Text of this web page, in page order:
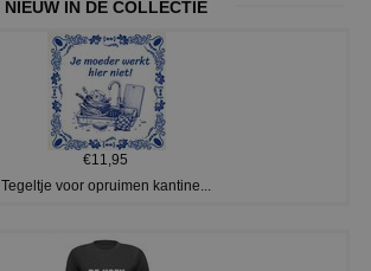
NIEUW IN DE COLLECTIE
€11,95
Tegeltje voor opruimen kantine...